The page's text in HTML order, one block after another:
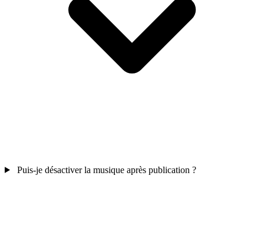
Puis-je désactiver la musique après publication ?